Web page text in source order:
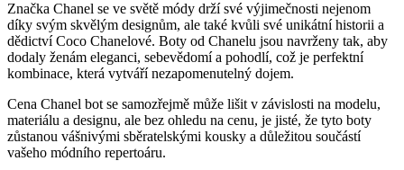
Značka Chanel se ve světě módy drží své výjimečnosti nejenom
díky svým skvělým designům, ale také kvůli své unikátní historii⁢ a
dědictví Coco Chanelové. Boty od Chanelu jsou navrženy⁣ tak,‌ aby
dodaly ženám eleganci, sebevědomí a pohodlí, což je perfektní
kombinace, která vytváří nezapomenutelný‍ dojem.
Cena⁢ Chanel bot se​ samozřejmě může lišit v závislosti na modelu,​
materiálu⁢ a designu, ale bez ⁣ohledu ‌na cenu, je jisté, že tyto boty
zůstanou⁤ vášnivými sběratelskými kousky a důležitou​ součástí
vašeho módního repertoáru.